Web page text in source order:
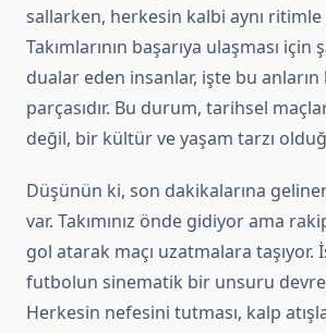
sallarken, herkesin kalbi aynı ritimle
Takımlarının başarıya ulaşması için
dualar eden insanlar, işte bu
parçasıdır. Bu durum, tarihsel
değil, bir kültür ve yaşam tarzı
Düşünün ki, son dakikalarına
var. Takımınız önde gidiyor ama
gol atarak maçı uzatmalara taşıyor.
futbolun sinematik bir unsuru
Herkesin nefesini tutması, kalp